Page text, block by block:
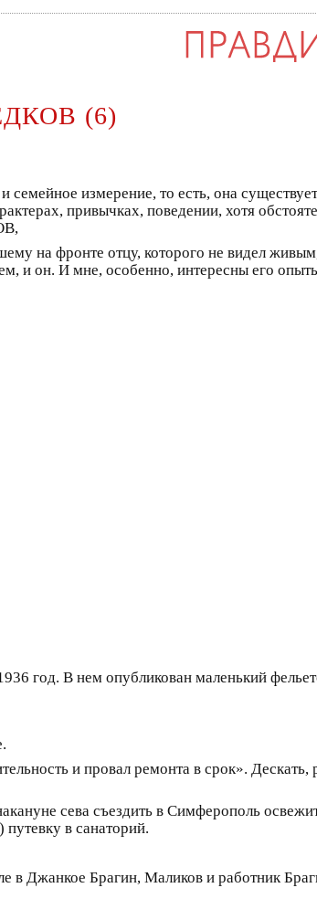
(6)
семейное измерение, то есть, она
привычках, поведении, хотя
на фронте отцу, которого не видел
и он. И мне, особенно, интересны его
год. В нем опубликован маленький
и провал ремонта в срок».
сева съездить в Симферополь
в санаторий.
в Джанкое Брагин, Маликов и работник